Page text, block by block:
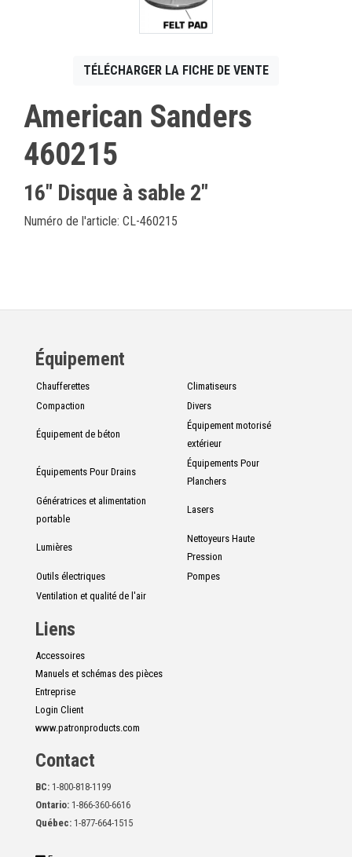
TÉLÉCHARGER LA FICHE DE VENTE
American Sanders
460215
16" Disque à sable 2"
Numéro de l'article: CL-460215
Équipement
Chaufferettes
Climatiseurs
Compaction
Divers
Équipement de béton
Équipement motorisé
extérieur
Équipements Pour Drains
Équipements Pour
Planchers
Génératrices et alimentation
portable
Lasers
Lumières
Nettoyeurs Haute
Pression
Outils électriques
Pompes
Ventilation et qualité de l'air
Liens
Accessoires
Manuels et schémas des pièces
Entreprise
Login Client
www.patronproducts.com
Contact
BC: 1-800-818-1199
Ontario: 1-866-360-6616
Québec: 1-877-664-1515